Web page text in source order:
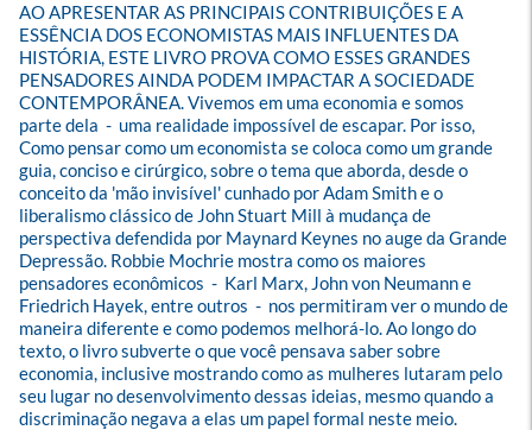
AO APRESENTAR AS PRINCIPAIS CONTRIBUIÇÕES E A
ESSÊNCIA DOS ECONOMISTAS MAIS INFLUENTES DA
HISTÓRIA, ESTE LIVRO PROVA COMO ESSES GRANDES
PENSADORES AINDA PODEM IMPACTAR A SOCIEDADE
CONTEMPORÂNEA. Vivemos em uma economia e somos
parte dela  -  uma realidade impossível de escapar. Por isso,
Como pensar como um economista se coloca como um grande
guia, conciso e cirúrgico, sobre o tema que aborda, desde o
conceito da 'mão invisível' cunhado por Adam Smith e o
liberalismo clássico de John Stuart Mill à mudança de
perspectiva defendida por Maynard Keynes no auge da Grande
Depressão. Robbie Mochrie mostra como os maiores
pensadores econômicos  -  Karl Marx, John von Neumann e
Friedrich Hayek, entre outros  -  nos permitiram ver o mundo de
maneira diferente e como podemos melhorá-lo. Ao longo do
texto, o livro subverte o que você pensava saber sobre
economia, inclusive mostrando como as mulheres lutaram pelo
seu lugar no desenvolvimento dessas ideias, mesmo quando a
discriminação negava a elas um papel formal neste meio.